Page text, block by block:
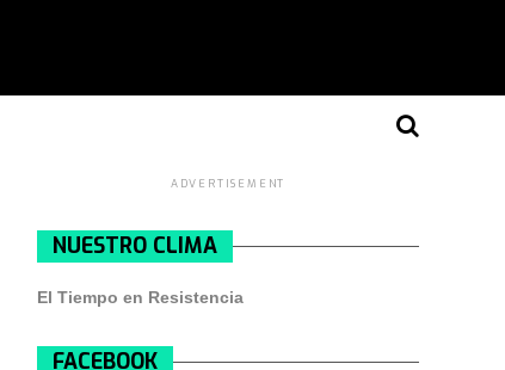
ADVERTISEMENT
NUESTRO CLIMA
El Tiempo en Resistencia
FACEBOOK